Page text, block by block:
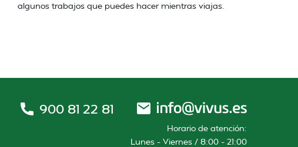
algunos trabajos que puedes hacer mientras viajas.
900 81 22 81
Horario de atención:
Lunes – Viernes / 8:00 – 21:00